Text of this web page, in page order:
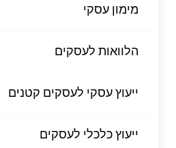
מימון עסקי
הלוואות לעסקים
ייעוץ עסקי לעסקים קטנים
ייעוץ כלכלי לעסקים